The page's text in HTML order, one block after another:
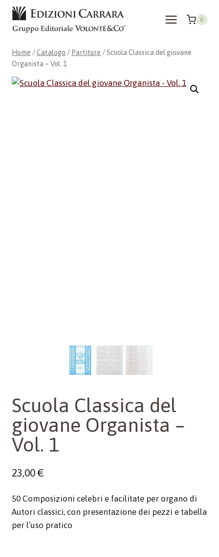
Salta
contenuto
0
Home /Catalogo / Partiture / Scuola Classica del giovane
Organista – Vol. 1
Scuola Classica del
giovane Organista –
Vol. 1
23,00€
50 Composizioni celebri e facilitate per organo di
Autori classici, con presentazione dei pezzi e tabella
per l’uso pratico